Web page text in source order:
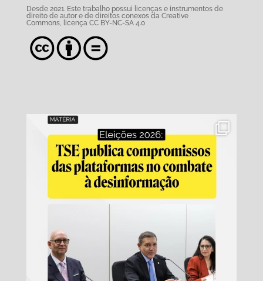
Desde 2021. Este trabalho possui licenças e instrumentos de
direito de autor e de direitos conexos da Creative
Commons,
licença CC BY-NC-SA 4.0